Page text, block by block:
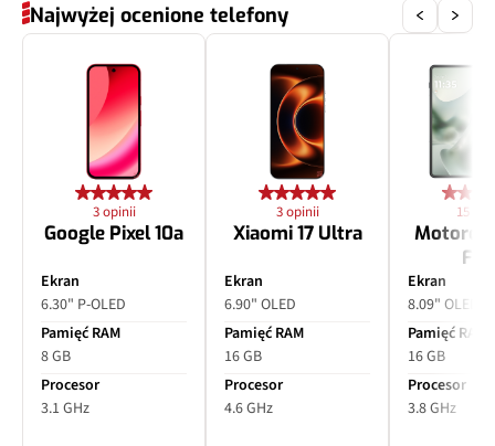
Najwyżej ocenione telefony
3 opinii
Google Pixel 10a
Ekran
6.30" P-OLED
Pamięć RAM
8 GB
Procesor
3.1 GHz
3 opinii
Xiaomi 17 Ultra
Ekran
6.90" OLED
Pamięć RAM
16 GB
Procesor
4.6 GHz
15
Motorola
Ekran
8.09" OLED
Pamięć RAM
16 GB
Procesor
3.8 GHz